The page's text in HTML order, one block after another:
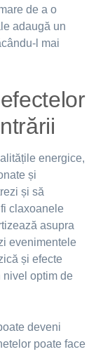
de a o
adaugă un
l mai
energice,
și
și să
claxoanele
asupra
evenimentele
și efecte
nivel optim de
deveni
poate face